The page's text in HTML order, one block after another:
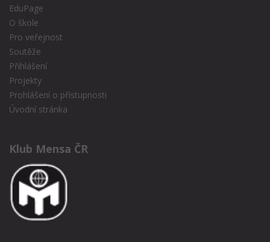
EduPage
O škole
Pro veřejnost
Soutěže
Přihlášení
Projekty
Prohlášení o přístupnosti
Úvodní stránka
Klub Mensa ČR